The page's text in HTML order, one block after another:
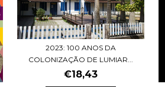
2023: 100 ANOS DA
COLONIZAÇÃO DE LUMIAR...
€18,43